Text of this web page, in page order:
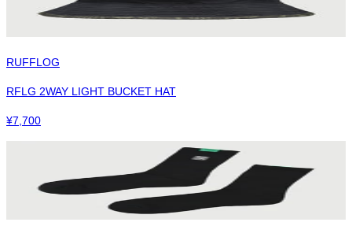
RUFFLOG
RFLG 2WAY LIGHT BUCKET HAT
¥7,700